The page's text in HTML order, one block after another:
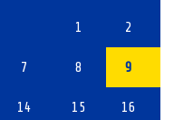
1 2
7 8 9
14 15 16